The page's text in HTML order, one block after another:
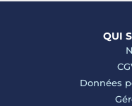
QUI
Données